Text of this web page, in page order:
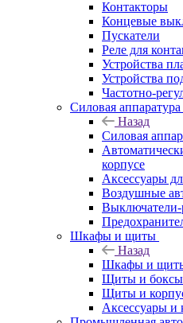
Контакторы
Концевые
Пускатели
Реле для
Устройства
Устройства
Частотно-
Силовая аппаратура
Назад
Силовая
корпусе
Аксессуары
Воздушные
Выключатели-
Шкафы и щиты
Назад
Шкафы и
Щиты и боксы
Щиты и
Аксессуары